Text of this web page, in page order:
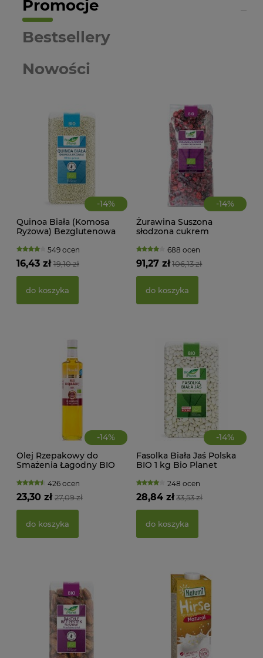
Promocje
Nowości
Bestsellery
-14%
Quinoa Biała (Komosa
Ryżowa) Bezglutenowa
549 ocen
19,10 zł
16,43 zł
do koszyka
-14%
Żurawina Suszona
słodzona cukrem
Planet
688 ocen
106,13 zł
91,27 zł
do koszyka
-14%
Olej Rzepakowy do
Smażenia Łagodny BIO
426 ocen
27,09 zł
23,30 zł
do koszyka
-14%
Fasolka Biała Jaś Polska
BIO 1 kg Bio Planet
248 ocen
33,53 zł
28,84 zł
do koszyka